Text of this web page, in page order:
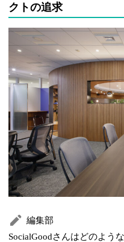
クトの追求
編集部
SocialGoodさんはどのよう